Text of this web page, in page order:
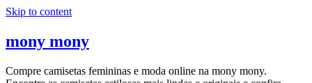
Skip to content
mony mony
Compre camisetas femininas e moda online na mony mony.